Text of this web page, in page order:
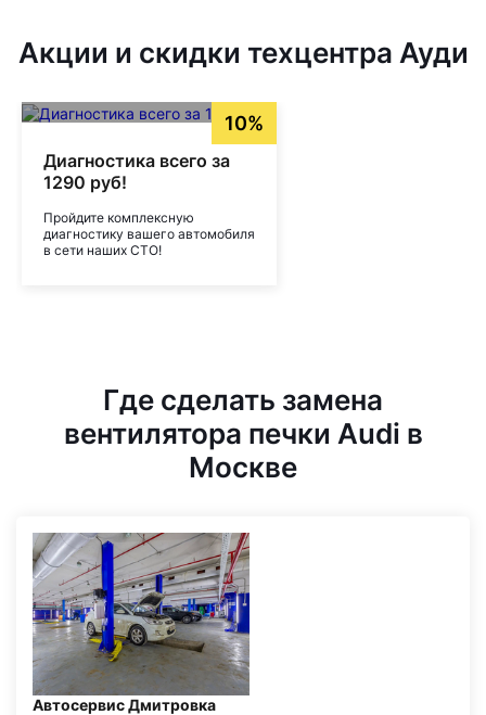
Акции и скидки техцентра Ауди
10%
Диагностика всего за
1290 руб!
Пройдите комплексную
диагностику вашего автомобиля
в сети наших СТО!
Где сделать замена
вентилятора печки Audi в
Москве
Автосервис Дмитровка